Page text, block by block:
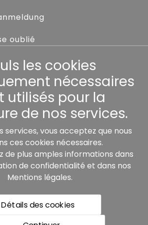
oublié
la TVA légale plus les frais de
contraire.
les cookies
nécessaires
utilisés pour la
de nos services.
services, vous acceptez que nous
ces cookies nécessaires.
de plus amples informations dans
de confidentialité et dans nos
Mentions légales.
Détails des cookies